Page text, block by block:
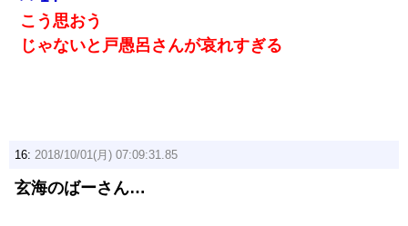
こう思おう
じゃないと戸愚呂さんが哀れすぎる
16: 2018/10/01(月) 07:09:31.85
玄海のばーさん…